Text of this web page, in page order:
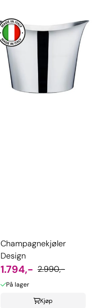
Champagnekjøler
Design
1.794,- 2.990,-
På lager
Kjøp